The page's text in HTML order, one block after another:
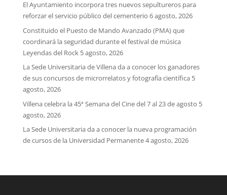
El Ayuntamiento incorpora tres nuevos sepultureros para
reforzar el servicio público del cementerio 6 agosto, 2026
Constituido el Puesto de Mando Avanzado (PMA) que
coordinará la seguridad durante el festival de música
Leyendas del Rock 5 agosto, 2026
La Sede Universitaria de Villena da a conocer los ganadores
de sus concursos de microrrelatos y fotografía científica 5
agosto, 2026
Villena celebra la 45ª Semana del Cine del 7 al 23 de agosto 5
agosto, 2026
La Sede Universitaria da a conocer la nueva programación
de cursos de la Universidad Permanente4 agosto, 2026